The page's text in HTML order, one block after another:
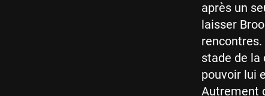
après un
laisser
rencontres.
stade de la
pouvoir lui
Autrement